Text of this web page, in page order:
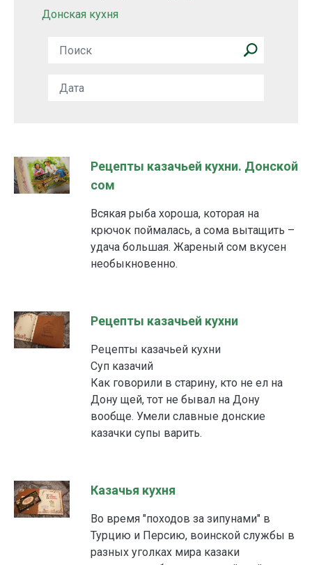
Донская кухня
Рецепты казачьей кухни. Донской
сом
Всякая рыба хороша, которая на
крючок поймалась, а сома вытащить –
удача большая. Жареный сом вкусен
необыкновенно.
Рецепты казачьей кухни
Рецепты казачьей кухни
Суп казачий
Как говорили в старину, кто не ел на
Дону щей, тот не бывал на Дону
вообще. Умели славные донские
казачки супы варить.
Казачья кухня
Во время "походов за зипунами" в
Турцию и Персию, воинской службы в
разных уголках мира казаки